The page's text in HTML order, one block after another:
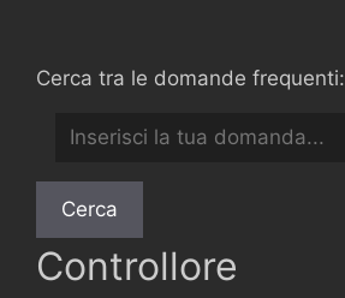
Cerca tra le domande frequenti:
Controllore